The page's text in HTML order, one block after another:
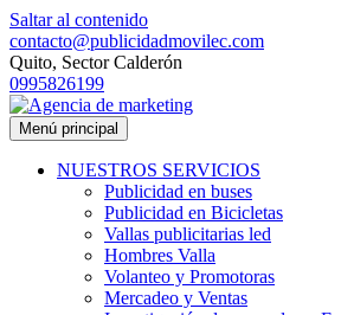
Saltar al contenido
contacto@publicidadmovilec.com
Quito, Sector Calderón
0995826199
Menú principal
NUESTROS SERVICIOS
Publicidad en buses
Publicidad en Bicicletas
Vallas publicitarias led
Hombres Valla
Volanteo y Promotoras
Mercadeo y Ventas